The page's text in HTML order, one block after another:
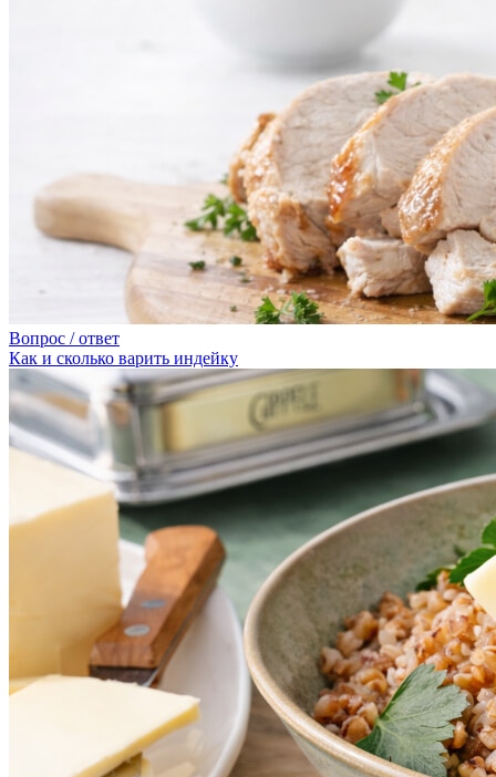
Вопрос / ответ
Как и сколько варить индейку